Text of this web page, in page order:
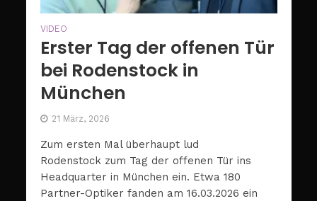
VIDEO
Erster Tag der offenen Tür
bei Rodenstock in
München
21 März, 2026
Zum ersten Mal überhaupt lud
Rodenstock zum Tag der offenen Tür ins
Headquarter in München ein. Etwa 180
Partner-Optiker fanden am 16.03.2026 ein